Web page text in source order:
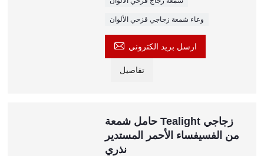
وعاء شمعة زجاجي قزحي الألوان
 ارسل بريد الكتروني
تفاصيل
حامل شمعة Tealight زجاجي
من الفسيفساء الأحمر المستدير
نذري